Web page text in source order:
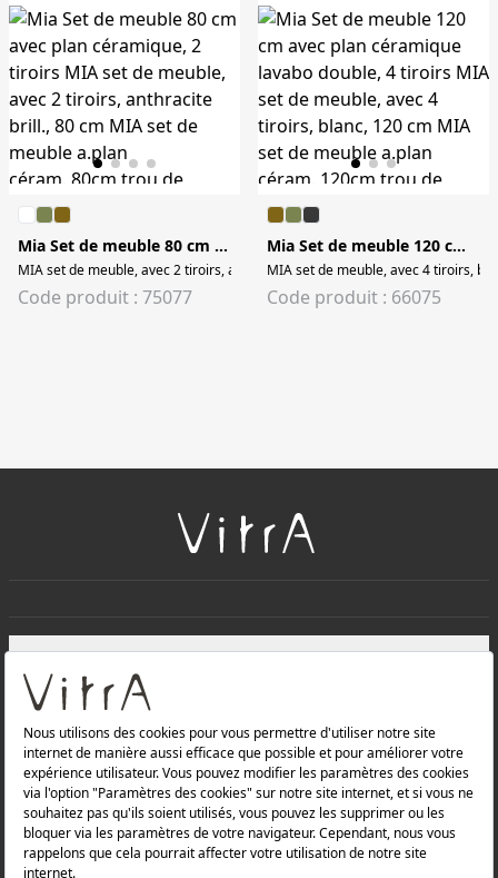
Mia Set de meuble 80 cm avec plan céramique, 2 tiroirs
MIA set de meuble, avec 2 tiroirs, anthracite brill., 80 cm MIA set de meuble
Code produit : 75077
Mia Set de meuble 120 cm avec plan céramique lavabo double, 4 tiroirs
MIA set de meuble, avec 4 tiroirs,
Code produit : 66075
Produits
Politique de confidentialité et politique de protection des